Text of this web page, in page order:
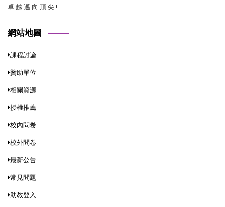
卓 越 邁 向 頂 尖 !
網站地圖
課程討論
贊助單位
相關資源
授權推薦
校內問卷
校外問卷
最新公告
常見問題
助教登入